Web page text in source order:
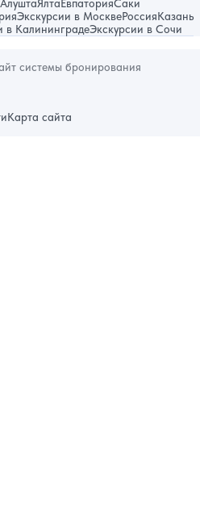
АлуштаЯлтаЕвпаторияСаки
Экскурсии в МосквеРоссияКазань
в КалининградеЭкскурсии в Сочи
системы бронирования
Карта сайта